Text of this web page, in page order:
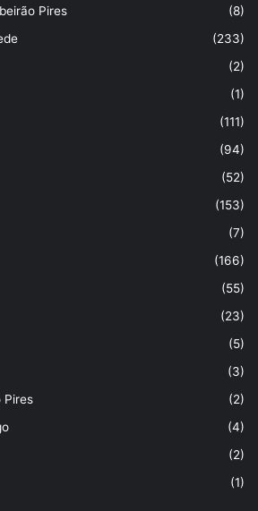
Pires
(8)
(233)
(2)
(1)
(111)
(94)
(52)
(153)
(7)
(166)
(55)
(23)
(5)
(3)
Pires
(2)
(4)
(2)
(1)